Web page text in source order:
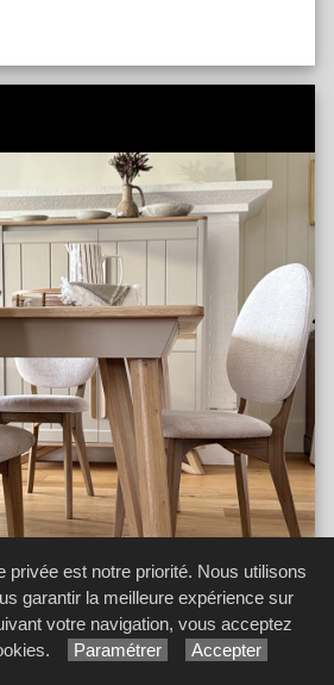
privée est notre priorité. Nous utilisons
garantir la meilleure expérience sur
votre navigation, vous acceptez
Paramétrer Accepter